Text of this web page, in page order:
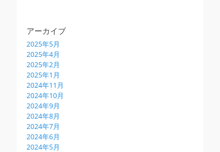
アーカイブ
2025年5月
2025年4月
2025年2月
2025年1月
2024年11月
2024年10月
2024年9月
2024年8月
2024年7月
2024年6月
2024年5月